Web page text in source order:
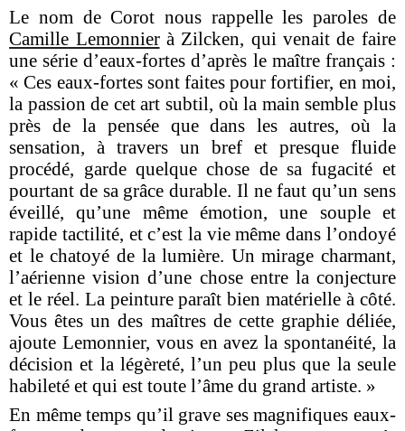
Le nom de Corot nous rappelle les paroles de
Camille Lemonnierà Zilcken, qui venait de faire
une série d’eaux-fortes d’après le maître français :
« Ces eaux-fortes sont faites pour fortifier, en moi,
la passion de cet art subtil, où la main semble plus
près de la pensée que dans les autres, où la
sensation, à travers un bref et presque fluide
procédé, garde quelque chose de sa fugacité et
pourtant de sa grâce durable. Il ne faut qu’un sens
éveillé, qu’une même émotion, une souple et
rapide tactilité, et c’est la vie même dans l’ondoyé
et le chatoyé de la lumière. Un mirage charmant,
l’aérienne vision d’une chose entre la conjecture
et le réel. La peinture paraît bien matérielle à côté.
Vous êtes un des maîtres de cette graphie déliée,
ajoute Lemonnier, vous en avez la spontanéité, la
décision et la légèreté, l’un peu plus que la seule
habileté et qui est toute l’âme du grand artiste. »
En même temps qu’il grave ses magnifiques eaux-